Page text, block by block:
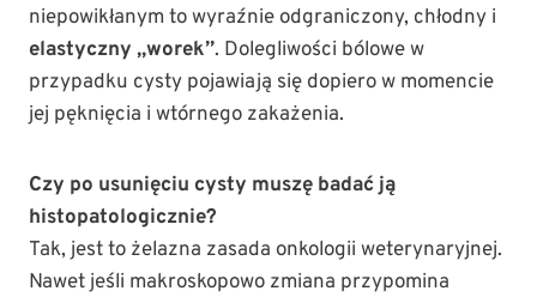
niepowikłanym to wyraźnie odgraniczony, chłodny i
elastyczny „worek”. Dolegliwości bólowe w
przypadku cysty pojawiają się dopiero w momencie
jej pęknięcia i wtórnego zakażenia.
Czy po usunięciu cysty muszę badać ją
histopatologicznie?
Tak, jest to żelazna zasada onkologii weterynaryjnej.
Nawet jeśli makroskopowo zmiana przypomina